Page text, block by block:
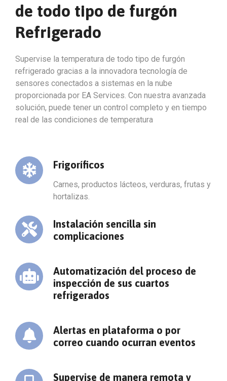
de todo tipo de furgón
Refrigerado
Supervise la temperatura de todo tipo de furgón
refrigerado gracias a la innovadora tecnología de
sensores conectados a sistemas en la nube
proporcionada por EA Services. Con nuestra avanzada
solución, puede tener un control completo y en tiempo
real de las condiciones de temperatura
Frigoríficos
Carnes, productos lácteos, verduras, frutas y
hortalizas.
Instalación sencilla sin
complicaciones
Automatización del proceso de
inspección de sus cuartos
refrigerados
Alertas en plataforma o por
correo cuando ocurran eventos
Supervise de manera remota y